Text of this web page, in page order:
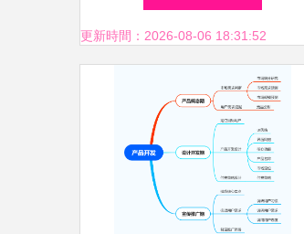
嚴
更新時間：2026-08-06 18:31:52